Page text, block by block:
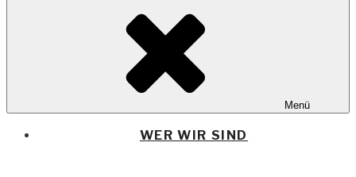
TANG
e.V.
The African Network of Germany
Menü
WER WIR SIND